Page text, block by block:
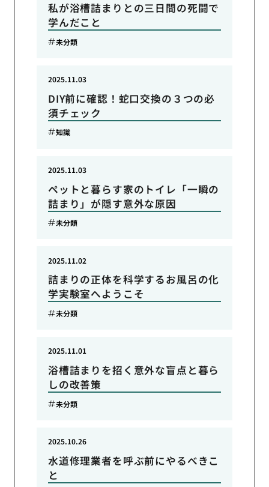
私が浴槽詰まりとの三日間の死闘で
学んだこと
未分類
DIY前に確認！蛇口交換の３つの必
須チェック
2025.11.03
知識
ペットと暮らす家のトイレ「一瞬の
詰まり」が隠す意外な原因
2025.11.03
未分類
詰まりの正体を科学するお風呂の化
学実験室へようこそ
2025.11.02
未分類
浴槽詰まりを招く意外な盲点と暮ら
しの改善策
2025.11.01
未分類
水道修理業者を呼ぶ前にやるべきこ
と
2025.10.26